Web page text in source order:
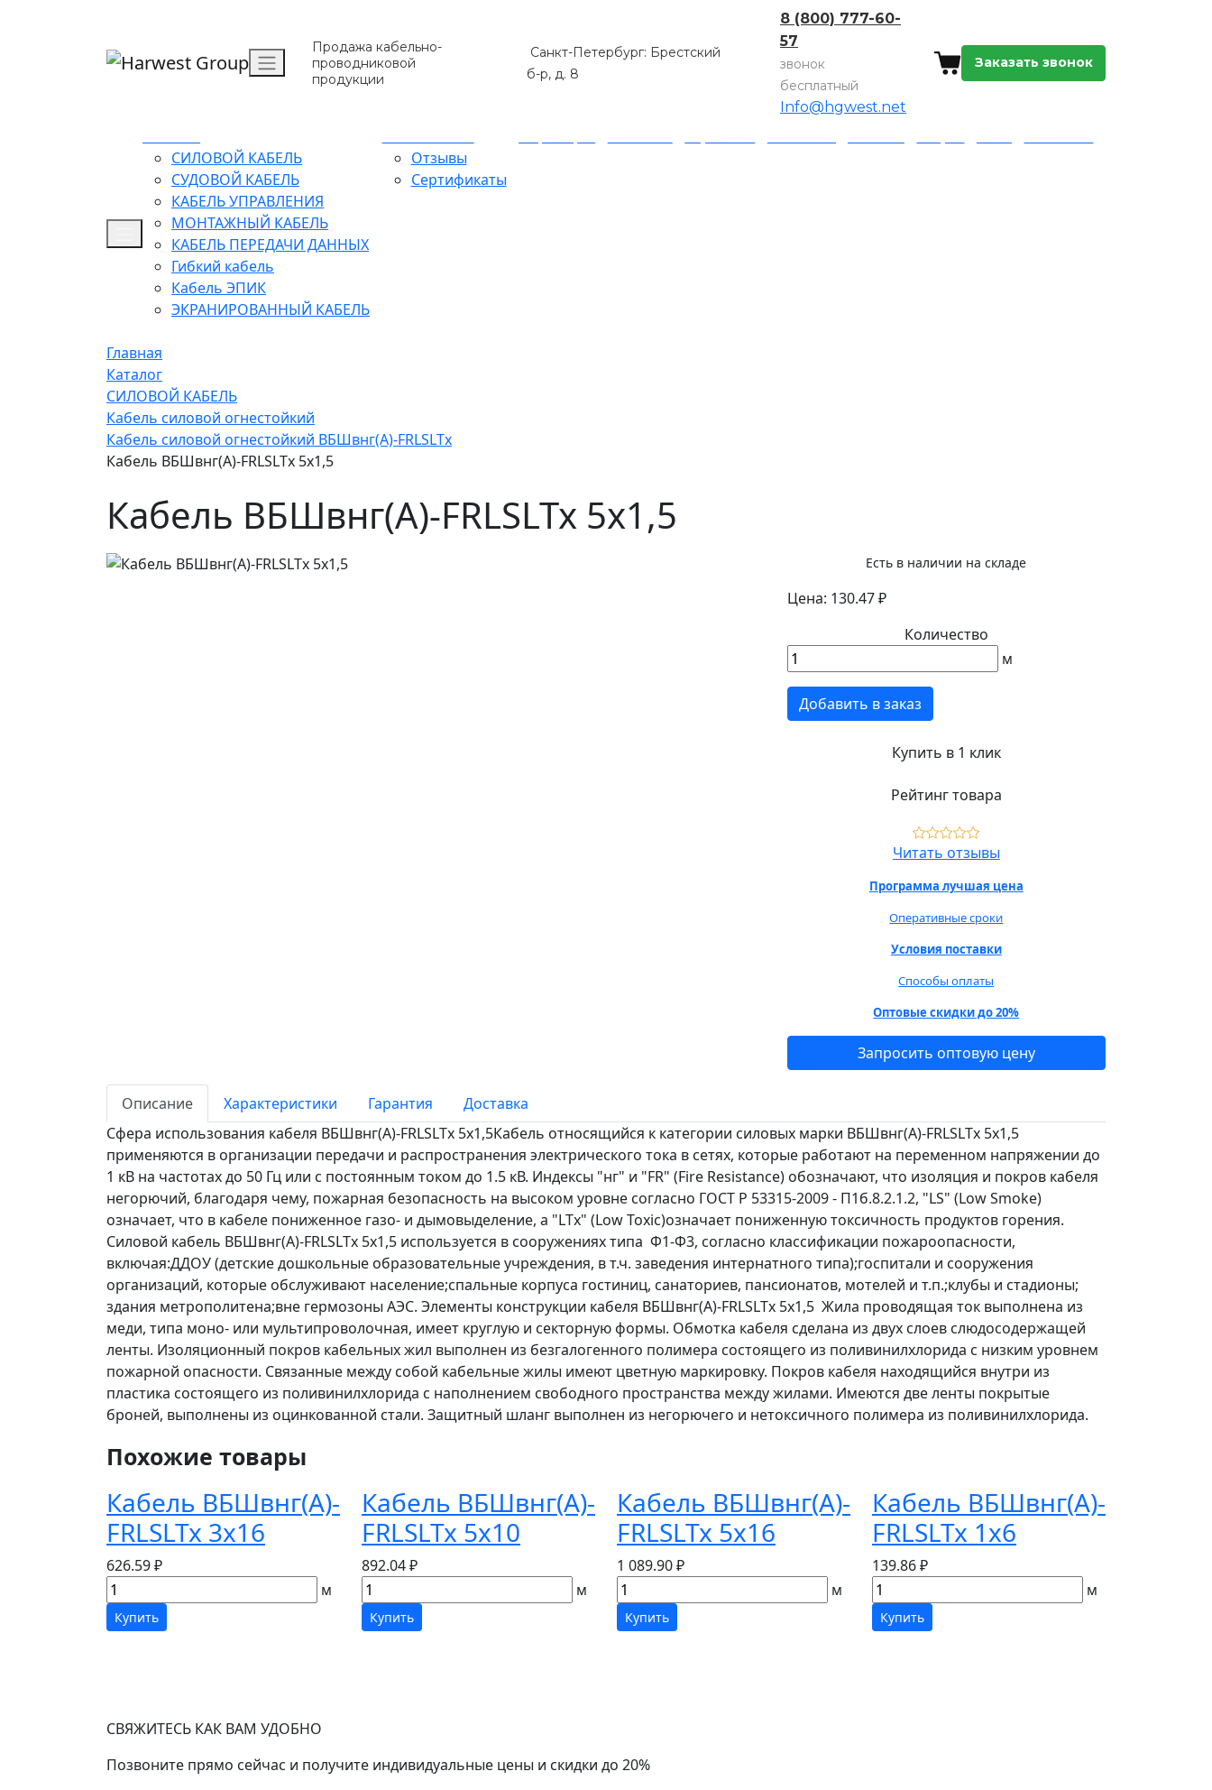
Продажа кабельно-
проводниковой
продукции
Санкт-Петербург: Брестский
б-р, д. 8
8 (800) 777-60-
57
звонок
бесплатный
Info@hgwest.net
Заказать звонок
СИЛОВОЙ КАБЕЛЬ
СУДОВОЙ КАБЕЛЬ
КАБЕЛЬ УПРАВЛЕНИЯ
МОНТАЖНЫЙ КАБЕЛЬ
КАБЕЛЬ ПЕРЕДАЧИ ДАННЫХ
Гибкий кабель
Кабель ЭПИК
ЭКРАНИРОВАННЫЙ КАБЕЛЬ
Отзывы
Сертификаты
Главная
Каталог
СИЛОВОЙ КАБЕЛЬ
Кабель силовой огнестойкий
Кабель силовой огнестойкий ВБШвнг(А)-FRLSLTx
Кабель ВБШвнг(А)-FRLSLTx 5х1,5
Кабель ВБШвнг(А)-FRLSLTx 5х1,5
Есть в наличии на складе
Цена: 130.47 ₽
Количество
м
Добавить в заказ
Купить в 1 клик
Рейтинг товара
Читать отзывы
Программа лучшая цена
Оперативные сроки
Условия поставки
Способы оплаты
Оптовые скидки до 20%
Запросить оптовую цену
Описание Характеристики Гарантия
Доставка
Сфера использования кабеля ВБШвнг(А)-FRLSLTx 5х1,5Кабель относящийся к категории силовых марки ВБШвнг(А)-FRLSLTx 5х1,5
применяются в организации передачи и распространения электрического тока в сетях, которые работают на переменном напряжении до
1 кВ на частотах до 50 Гц или с постоянным током до 1.5 кВ. Индексы "нг" и "FR" (Fire Resistance) обозначают, что изоляция и покров кабеля
негорючий, благодаря чему, пожарная безопасность на высоком уровне согласно ГОСТ Р 53315-2009 - П1б.8.2.1.2, "LS" (Low Smoke)
означает, что в кабеле пониженное газо- и дымовыделение, а "LTx" (Low Toxic)означает пониженную токсичность продуктов горения.
Силовой кабель ВБШвнг(А)-FRLSLTx 5х1,5 используется в сооружениях типа Ф1-Ф3, согласно классификации пожароопасности,
включая:ДДОУ (детские дошкольные образовательные учреждения, в т.ч. заведения интернатного типа);госпитали и сооружения
организаций, которые обслуживают население;спальные корпуса гостиниц, санаториев, пансионатов, мотелей и т.п.;клубы и стадионы;
здания метрополитена;вне гермозоны АЭС. Элементы конструкции кабеля ВБШвнг(А)-FRLSLTx 5х1,5 Жила проводящая ток выполнена из
меди, типа моно- или мультипроволочная, имеет круглую и секторную формы. Обмотка кабеля сделана из двух слоев слюдосодержащей
ленты. Изоляционный покров кабельных жил выполнен из безгалогенного полимера состоящего из поливинилхлорида с низким уровнем
пожарной опасности. Связанные между собой кабельные жилы имеют цветную маркировку. Покров кабеля находящийся внутри из
пластика состоящего из поливинилхлорида с наполнением свободного пространства между жилами. Имеются две ленты покрытые
броней, выполнены из оцинкованной стали. Защитный шланг выполнен из негорючего и нетоксичного полимера из поливинилхлорида.
Похожие товары
Кабель ВБШвнг(А)-
FRLSLTx 3х16
626.59 ₽
м
Купить
Кабель ВБШвнг(А)-
FRLSLTx 5х10
892.04 ₽
м
Купить
Кабель ВБШвнг(А)-
FRLSLTx 5х16
1 089.90 ₽
м
Купить
Кабель ВБШвнг(А)-
FRLSLTx 1х6
139.86 ₽
м
Купить
СВЯЖИТЕСЬ КАК ВАМ УДОБНО
Позвоните прямо сейчас и получите индивидуальные цены и скидки до 20%